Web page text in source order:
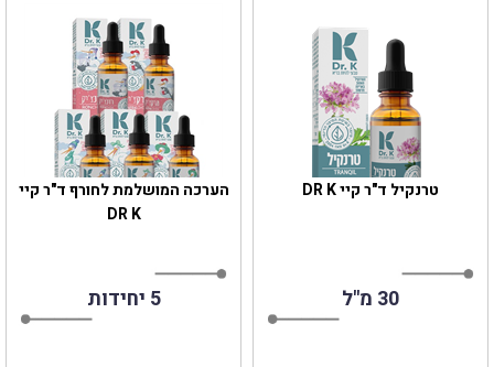
הערכה המושלמת לחורף ד"ר קיי
DR K
5 יחידות
טרנקיל ד"ר קיי DR K
30 מ"ל